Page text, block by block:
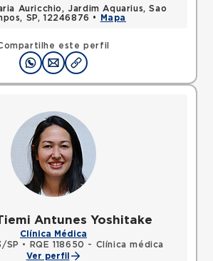
este perfil
Auricchio, Jardim Aquarius, Sao
SP, 12246876 •
Mapa
Antunes Yoshitake
Clínica Médica
SP •
RQE 118650 - Clínica médica
Ver perfil